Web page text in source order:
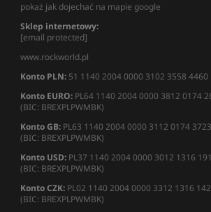
pokaż jak dojechać na mapie google
Sklep internetowy:
[email protected]
www.rockworld.pl
Konto PLN: 51 1140 2004 0000 3102 3558 4460
Konto EURO: PL64 1140 2004 0000 3812 0174
(BIC: BREXPLPWMBK)
Konto GB: PL63 1140 2004 0000 3112 0174 3723
(BIC: BREXPLPWMBK)
Konto USD: PL37 1140 2004 0000 3012 1316
(BIC: BREXPLPWMBK)
Konto CZK: PL02 1140 2004 0000 3312 1316
(BIC: BREXPLPWMBK)